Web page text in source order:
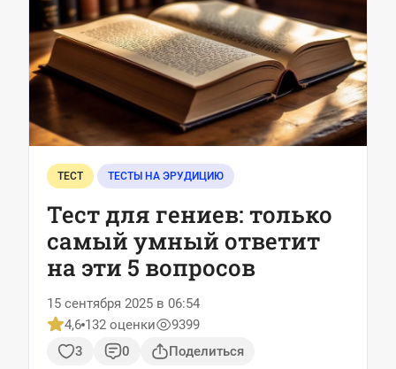
ТЕСТ ТЕСТЫ НА ЭРУДИЦИЮ
Тест для гениев: только
самый умный ответит
на эти 5 вопросов
15 сентября 2025 в 06:54
4,6 132 оценки
9399
3
0 Поделиться